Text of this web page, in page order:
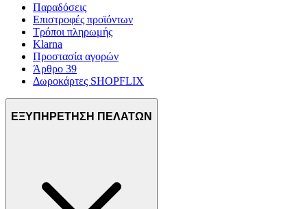
Παραδόσεις
Επιστροφές προϊόντων
Τρόποι πληρωμής
Klarna
Προστασία αγορών
Άρθρο 39
Δωροκάρτες SHOPFLIX
ΕΞΥΠΗΡΕΤΗΣΗ ΠΕΛΑΤΩΝ